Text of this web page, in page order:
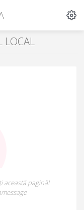
LOCAL
această pagină!